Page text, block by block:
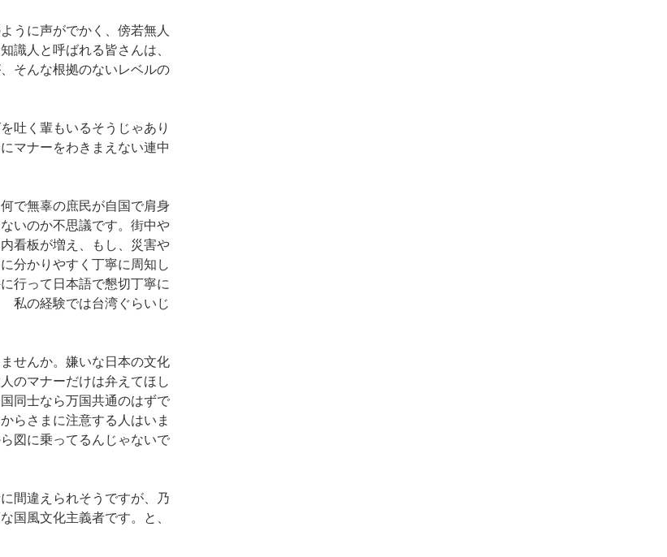
うに声がでかく、傍若無人
識人と呼ばれる皆さんは、
そんな根拠のないレベルの
吐く輩もいるそうじゃあり
マナーをわきまえない連中
で無辜の庶民が自国で肩身
いのか不思議です。街中や
看板が増え、もし、災害や
分かりやすく丁寧に周知し
行って日本語で懇切丁寧に
私の経験では台湾ぐらいじ
せんか。嫌いな日本の文化
のマナーだけは弁えてほし
同士なら万国共通のはずで
らさまに注意する人はいま
図に乗ってるんじゃないで
間違えられそうですが、乃
国風文化主義者です。と、